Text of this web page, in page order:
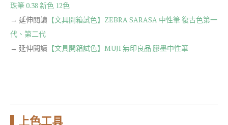
珠筆 0.38 新色 12色
→ 延伸閱讀 【文具開箱試色】ZEBRA SARASA 中性筆 復古色第一
代、第二代
→ 延伸閱讀 【文具開箱試色】MUJI 無印良品 膠墨中性筆
▌上色工具